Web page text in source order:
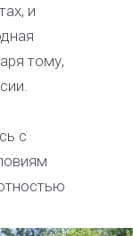
и
тому,
с